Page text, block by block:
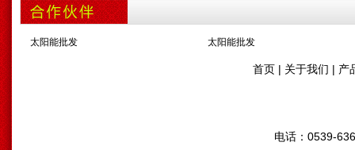
太阳能批发 太阳能批发
首页 | 关于我们 | 产
电话：0539-